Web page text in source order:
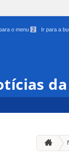
o menu 2 Ir para a
da